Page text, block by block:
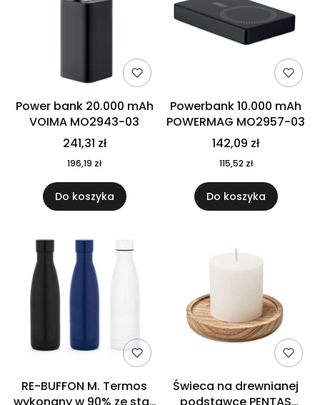
Power bank 20.000 mAh
VOIMA MO2943-03
241,31 zł
196,19 zł
Do koszyka
Powerbank 10.000 mAh
POWERMAG MO2957-03
142,09 zł
115,52 zł
Do koszyka
RE-BUFFON M. Termos
Świeca na drewnianej